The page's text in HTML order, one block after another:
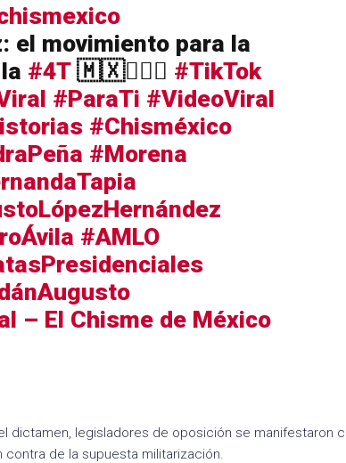
el movimiento para la
#4T🇲🇽🙋🏻‍♀️ #TikTok
#ParaTi #VideoViral
#Chisméxico
#Morena
#AMLO
– El Chisme de México
dictamen, legisladores de oposición se manifestaron
de la supuesta militarización.